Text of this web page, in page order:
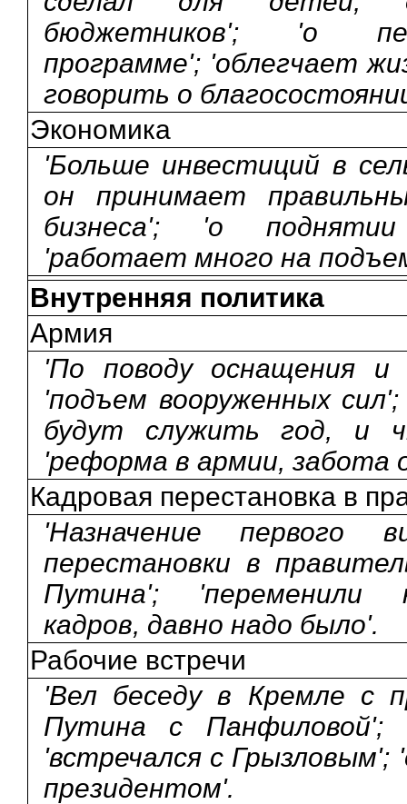
бюджетников'; 'о
программе'; 'облегчает
говорить о
Экономика
'Больше инвестиций в
он принимает
бизнеса'; 'о поднятии
'работает много на
Внутренняя политика
Армия
'По поводу оснащения
'подъем вооруженных
будут служить год, и
'реформа в армии, забота
Кадровая перестановка в
'Назначение первого
перестановки в
Путина'; 'переменили
кадров, давно надо было'.
Рабочие встречи
'Вел беседу в Кремле с
Путина с Панфиловой';
'встречался с
президентом'.